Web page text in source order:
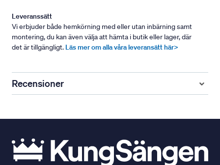
Leveranssätt
Vi erbjuder både hemkörning med eller utan inbärning samt
montering, du kan även välja att hämta i butik eller lager, där
det är tillgängligt. Läs mer om alla våra leveransätt här>
Recensioner